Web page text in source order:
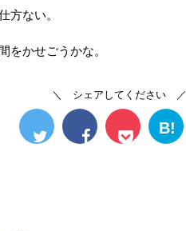
方ない。
をかせごうかな。
＼ シェアしてください ／
B!